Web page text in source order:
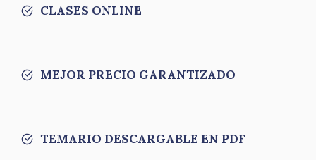
CLASES ONLINE
MEJOR PRECIO GARANTIZADO
TEMARIO DESCARGABLE EN PDF